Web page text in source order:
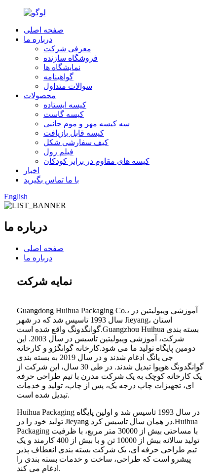
صفحه اصلی
درباره ما
معرفی شرکت
فروشگاه سازنده
نمایشگاه ها
گواهینامه
سوالات متداول
محصولات
کیسه ایستاده
کیسه گاست
سه کیسه مهر و موم جانبی
کیسه قابل بازیافت
کیف سفارشی شکل
فیلم رول
کیسه های مقاوم در برابر کودکان
اخبار
با ما تماس بگیرید
English
درباره ما
صفحه اصلی
درباره ما
نمایه شرکت
Guangdong Huihua Packaging Co.، آموزشی ویبولیتین در
سال 1993 تاسیس شد که در شهر Jieyang، استان
گوانگدونگ واقع شده است.Guangzhou Huihua بسته بندی
شرکت، آموزشی ویبولیتین تاسیس در سال 2003. این
دومین پایگاه تولید ما می شود.کارخانه گوانگژو و کارخانه
جی یانگ ادغام شدند و در سال 2019 به بسته بندی
گوانگدونگ هویوا تبدیل شدند. در طی 30 سال، این شرکت از
یک کارخانه کوچک به یک شرکت مدرن با تیم طراحی حرفه
ای، تجهیزات چاپ درجه یک، پس از چاپ، تولید و خدمات
تبدیل شده است.
Huihua Packaging در سال 1993 تاسیس شد و اولین پایگاه
تولید خود را در Jieyang در همان سال تاسیس کرد.Huihua
Packaging با مساحتی بیش از 30000 متر مربع، با ظرفیت
تولید سالانه بیش از 10000 تن و با بیش از 400 کارمند و یک
تیم طراحی حرفه ای، یک شرکت بسته بندی انعطاف پذیر
پیشرو است که طراحی، ساخت و خدمات بسته بندی را
ادغام می کند.